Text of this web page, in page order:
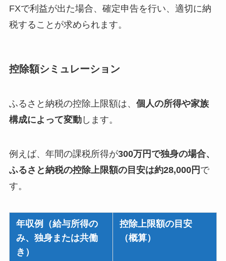
FXで利益が出た場合、確定申告を行い、適切に納
税することが求められます。
控除額シミュレーション
ふるさと納税の控除上限額は、 個人の所得や家族
構成によって変動します。
例えば、年間の課税所得が300万円で独身の場合、
ふるさと納税の控除上限額の目安は約28,000円 で
す。
年収例（給与所得の
み、独身または共働
き）
控除上限額の目安
（概算）